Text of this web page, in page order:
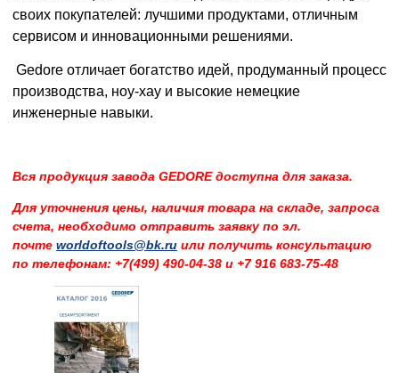
своих покупателей: лучшими продуктами, отличным
сервисом и инновационными решениями.
Gedore отличает богатство идей, продуманный процесс
производства, ноу-хау и высокие немецкие
инженерные навыки.
Вся продукция завода GEDORE доступна для заказа.
Для уточнения цены, наличия товара на складе, запроса
счета, необходимо отправить заявку по эл.
почте worldoftools@bk.ru или получить консультацию
по телефонам: +7(499) 490-04-38 и +7 916 683-75-48